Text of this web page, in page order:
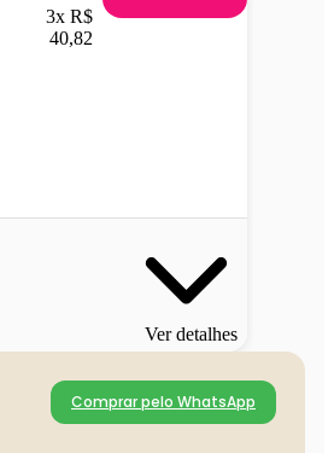
3x R$
40,82
Ver detalhes
Comprar pelo WhatsApp